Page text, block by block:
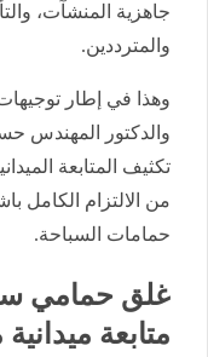
جاهزية المنشآت،
والمترددين.
وهذا في إطار
والدكتور المهندس
تكثيف المتابعة
من الالتزام الكامل
حمامات السباحة.
غلق حمامي
متابعة